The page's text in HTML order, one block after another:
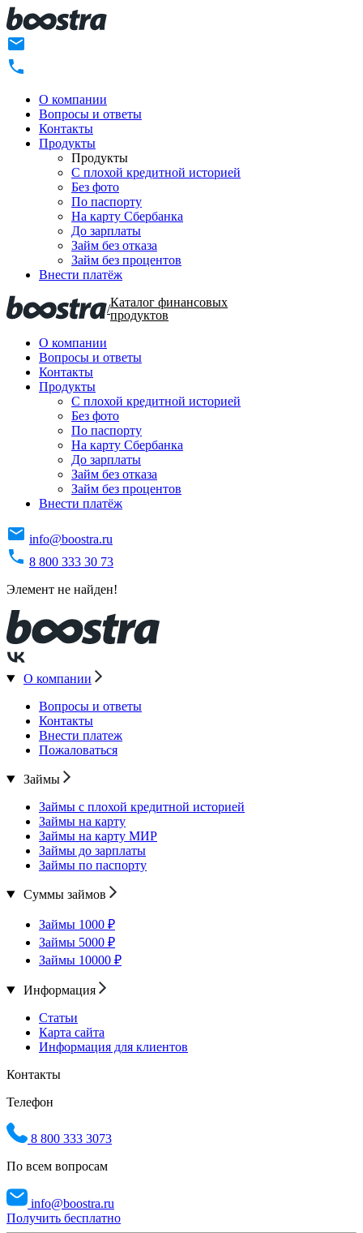
О компании
Вопросы и ответы
Контакты
Продукты
Продукты
C плохой кредитной историей
Без фото
По паспорту
На карту Сбербанка
До зарплаты
Займ без отказа
Займ без процентов
Внести платёж
/Каталог финансовых
продуктов
О компании
Вопросы и ответы
Контакты
Продукты
C плохой кредитной историей
Без фото
По паспорту
На карту Сбербанка
До зарплаты
Займ без отказа
Займ без процентов
Внести платёж
info@boostra.ru
8 800 333 30 73
Элемент не найден!
О компании
Вопросы и ответы
Контакты
Внести платеж
Пожаловаться
Займы
Займы с плохой кредитной историей
Займы на карту
Займы на карту МИР
Займы до зарплаты
Займы по паспорту
Суммы займов
Займы 1000 ₽
Займы 5000 ₽
Займы 10000 ₽
Информация
Статьи
Карта сайта
Информация для клиентов
Контакты
Телефон
8 800 333 3073
По всем вопросам
info@boostra.ru
Получить бесплатно